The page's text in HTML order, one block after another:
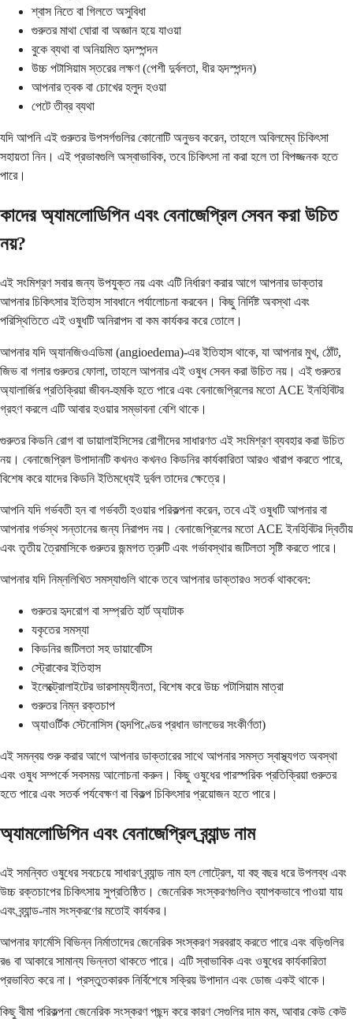
শ্বাস নিতে বা গিলতে অসুবিধা
গুরুতর মাথা ঘোরা বা অজ্ঞান হয়ে যাওয়া
বুকে ব্যথা বা অনিয়মিত হৃদস্পন্দন
উচ্চ পটাসিয়াম স্তরের লক্ষণ (পেশী দুর্বলতা, ধীর হৃদস্পন্দন)
আপনার ত্বক বা চোখের হলুদ হওয়া
পেটে তীব্র ব্যথা
যদি আপনি এই গুরুতর উপসর্গগুলির কোনোটি অনুভব করেন, তাহলে অবিলম্বে চিকিৎসা
সহায়তা নিন। এই প্রভাবগুলি অস্বাভাবিক, তবে চিকিৎসা না করা হলে তা বিপজ্জনক হতে
পারে।
কাদের অ্যামলোডিপিন এবং বেনাজেপ্রিল সেবন করা উচিত
নয়?
এই সংমিশ্রণ সবার জন্য উপযুক্ত নয় এবং এটি নির্ধারণ করার আগে আপনার ডাক্তার
আপনার চিকিৎসার ইতিহাস সাবধানে পর্যালোচনা করবেন। কিছু নির্দিষ্ট অবস্থা এবং
পরিস্থিতিতে এই ওষুধটি অনিরাপদ বা কম কার্যকর করে তোলে।
আপনার যদি অ্যানজিওএডিমা (angioedema)-এর ইতিহাস থাকে, যা আপনার মুখ, ঠোঁট,
জিভ বা গলার গুরুতর ফোলা, তাহলে আপনার এই ওষুধ সেবন করা উচিত নয়। এই গুরুতর
অ্যালার্জির প্রতিক্রিয়া জীবন-হুমকি হতে পারে এবং বেনাজেপ্রিলের মতো ACE ইনহিবিটর
গ্রহণ করলে এটি আবার হওয়ার সম্ভাবনা বেশি থাকে।
গুরুতর কিডনি রোগ বা ডায়ালাইসিসের রোগীদের সাধারণত এই সংমিশ্রণ ব্যবহার করা উচিত
নয়। বেনাজেপ্রিল উপাদানটি কখনও কখনও কিডনির কার্যকারিতা আরও খারাপ করতে পারে,
বিশেষ করে যাদের কিডনি ইতিমধ্যেই দুর্বল তাদের ক্ষেত্রে।
আপনি যদি গর্ভবতী হন বা গর্ভবতী হওয়ার পরিকল্পনা করেন, তবে এই ওষুধটি আপনার বা
আপনার গর্ভস্থ সন্তানের জন্য নিরাপদ নয়। বেনাজেপ্রিলের মতো ACE ইনহিবিটর দ্বিতীয়
এবং তৃতীয় ত্রৈমাসিকে গুরুতর জন্মগত ত্রুটি এবং গর্ভাবস্থার জটিলতা সৃষ্টি করতে পারে।
আপনার যদি নিম্নলিখিত সমস্যাগুলি থাকে তবে আপনার ডাক্তারও সতর্ক থাকবেন:
গুরুতর হৃদরোগ বা সম্প্রতি হার্ট অ্যাটাক
যকৃতের সমস্যা
কিডনির জটিলতা সহ ডায়াবেটিস
স্ট্রোকের ইতিহাস
ইলেক্ট্রোলাইটের ভারসাম্যহীনতা, বিশেষ করে উচ্চ পটাসিয়াম মাত্রা
গুরুতর নিম্ন রক্তচাপ
অ্যাওর্টিক স্টেনোসিস (হৃদপিণ্ডের প্রধান ভালভের সংকীর্ণতা)
এই সমন্বয় শুরু করার আগে আপনার ডাক্তারের সাথে আপনার সমস্ত স্বাস্থ্যগত অবস্থা
এবং ওষুধ সম্পর্কে সবসময় আলোচনা করুন। কিছু ওষুধের পারস্পরিক প্রতিক্রিয়া গুরুতর
হতে পারে এবং সতর্ক পর্যবেক্ষণ বা বিকল্প চিকিৎসার প্রয়োজন হতে পারে।
অ্যামলোডিপিন এবং বেনাজেপ্রিল ব্র্যান্ড নাম
এই সমন্বিত ওষুধের সবচেয়ে সাধারণ ব্র্যান্ড নাম হল লোট্রেল, যা বহু বছর ধরে উপলব্ধ এবং
উচ্চ রক্তচাপের চিকিৎসায় সুপ্রতিষ্ঠিত। জেনেরিক সংস্করণগুলিও ব্যাপকভাবে পাওয়া যায়
এবং ব্র্যান্ড-নাম সংস্করণের মতোই কার্যকর।
আপনার ফার্মেসি বিভিন্ন নির্মাতাদের জেনেরিক সংস্করণ সরবরাহ করতে পারে এবং বড়িগুলির
রঙ বা আকারে সামান্য ভিন্নতা থাকতে পারে। এটি স্বাভাবিক এবং ওষুধের কার্যকারিতা
প্রভাবিত করে না। প্রস্তুতকারক নির্বিশেষে সক্রিয় উপাদান এবং ডোজ একই থাকে।
কিছু বীমা পরিকল্পনা জেনেরিক সংস্করণ পছন্দ করে কারণ সেগুলির দাম কম, আবার কেউ কেউ